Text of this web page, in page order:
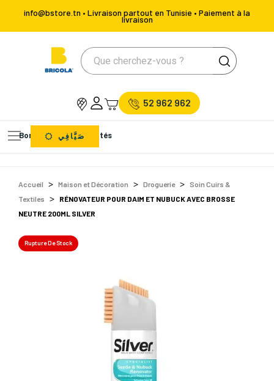
info@bstore.tn • Livraison partout en Tunisie • Paiement à la
livraison
52 962 962
Bons Plans Nouveautés
صَيَّافِي
Accueil Maison et Décoration Droguerie
Soin Cuirs &
Textiles
RÉNOVATEUR POUR DAIM ET NUBUCK AVEC BROSSE
NEUTRE 200ML SILVER
Rupture De Stock